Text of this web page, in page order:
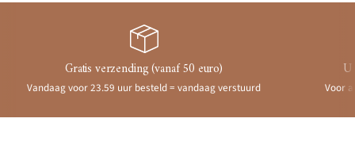
Gratis verzending (vanaf 50 euro)
Vandaag voor 23.59 uur besteld = vandaag verstuurd Voor